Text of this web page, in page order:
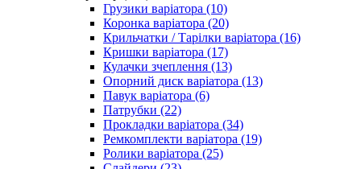
Грузики варіатора (10)
Коронка варіатора (20)
Крильчатки / Тарілки варіатора (16)
Кришки варіатора (17)
Кулачки зчеплення (13)
Опорний диск варіатора (13)
Павук варіатора (6)
Патрубки (22)
Прокладки варіатора (34)
Ремкомплекти варіатора (19)
Ролики варіатора (25)